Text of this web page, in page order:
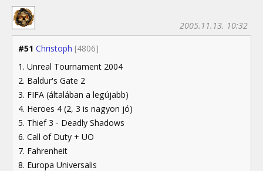
#51 Christoph [4806]
2005.11.13. 10:32
1. Unreal Tournament 2004
2. Baldur's Gate 2
3. FIFA (általában a legújabb)
4. Heroes 4 (2, 3 is nagyon jó)
5. Thief 3 - Deadly Shadows
6. Call of Duty + UO
7. Fahrenheit
8. Europa Universalis